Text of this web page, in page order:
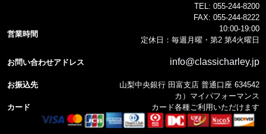
TEL: 055-244-8200
FAX: 055-244-8222
営業時間
10:00-19:00
定休日：毎週月曜・第2 第4火曜日
お問い合わせアドレス info@classicharley.jp
お振込先
山梨中央銀行 田富支店 普通口座 634542
カ）マイパフォーマンス
カード
カード各種ご利用いただけます